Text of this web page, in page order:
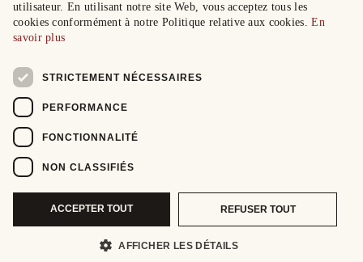
utilisateur. En utilisant notre site Web, vous acceptez tous les
cookies conformément à notre Politique relative aux cookies.En
savoir plus
STRICTEMENT NÉCESSAIRES
PERFORMANCE
FONCTIONNALITÉ
NON CLASSIFIÉS
ACCEPTER TOUT REFUSER TOUT
AFFICHER LES DÉTAILS